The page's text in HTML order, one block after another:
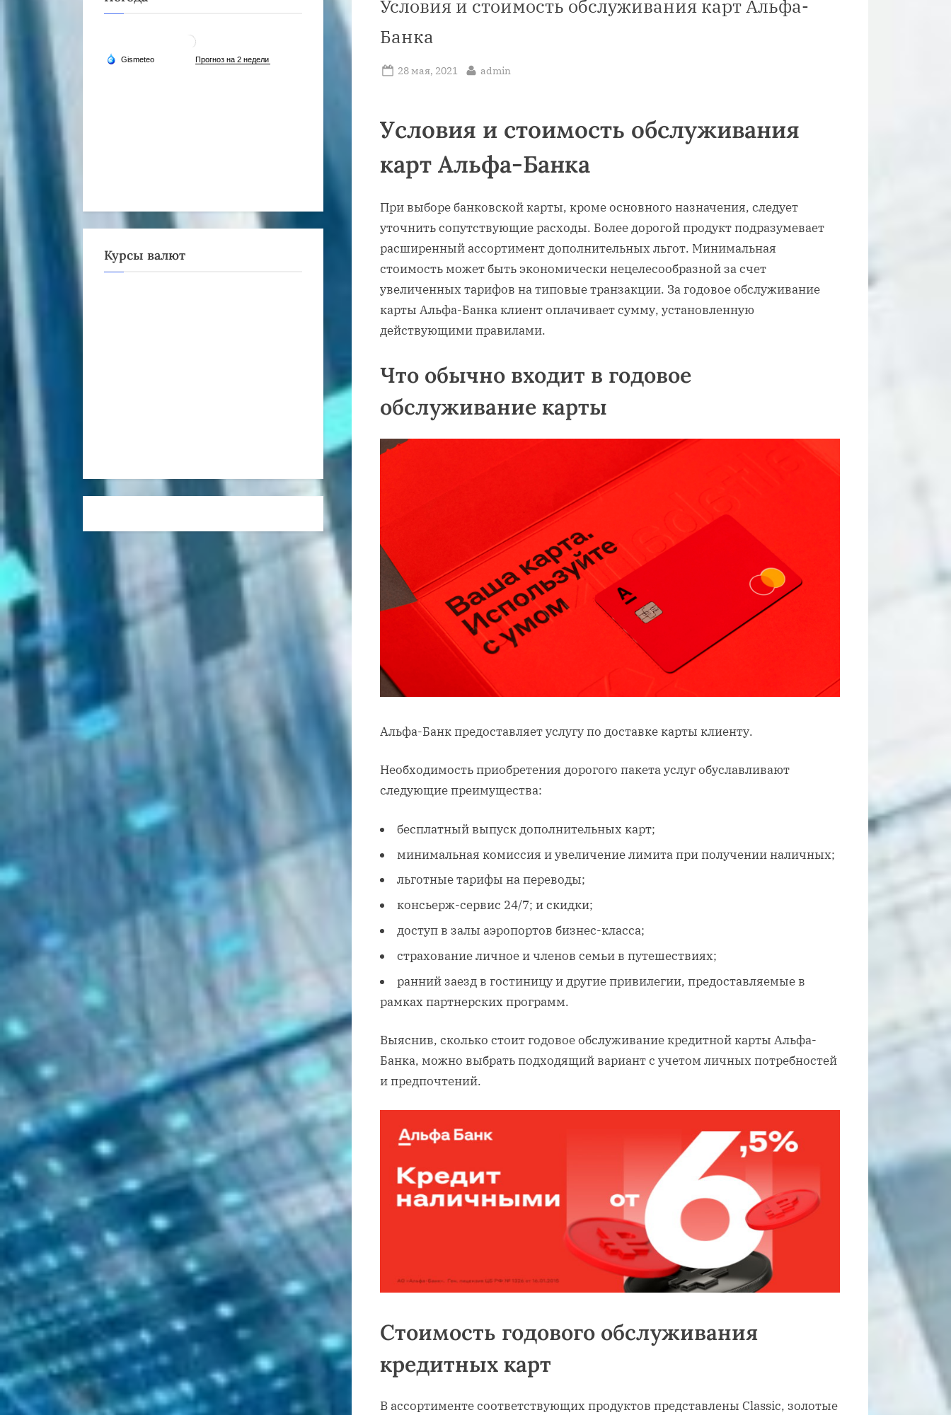
Условия и стоимость обслуживания карт Альфа-
Банка
Posted
28 мая, 2021 By
admin
Условия и стоимость обслуживания
карт Альфа-Банка
При выборе банковской карты, кроме основного назначения, следует
уточнить сопутствующие расходы. Более дорогой продукт подразумевает
расширенный ассортимент дополнительных льгот. Минимальная
стоимость может быть экономически нецелесообразной за счет
увеличенных тарифов на типовые транзакции. За годовое обслуживание
карты Альфа-Банка клиент оплачивает сумму, установленную
действующими правилами.
Что обычно входит в годовое
обслуживание карты
Альфа-Банк предоставляет услугу по доставке карты клиенту.
Необходимость приобретения дорогого пакета услуг обуславливают
следующие преимущества:
бесплатный выпуск дополнительных карт;
минимальная комиссия и увеличение лимита при получении наличных;
льготные тарифы на переводы;
консьерж-сервис 24/7; и скидки;
доступ в залы аэропортов бизнес-класса;
страхование личное и членов семьи в путешествиях;
ранний заезд в гостиницу и другие привилегии, предоставляемые в
рамках партнерских программ.
Выяснив, сколько стоит годовое обслуживание кредитной карты Альфа-
Банка, можно выбрать подходящий вариант с учетом личных потребностей
и предпочтений.
Стоимость годового обслуживания
кредитных карт
В ассортименте соответствующих продуктов представлены Classic, золотые
Курсы валют